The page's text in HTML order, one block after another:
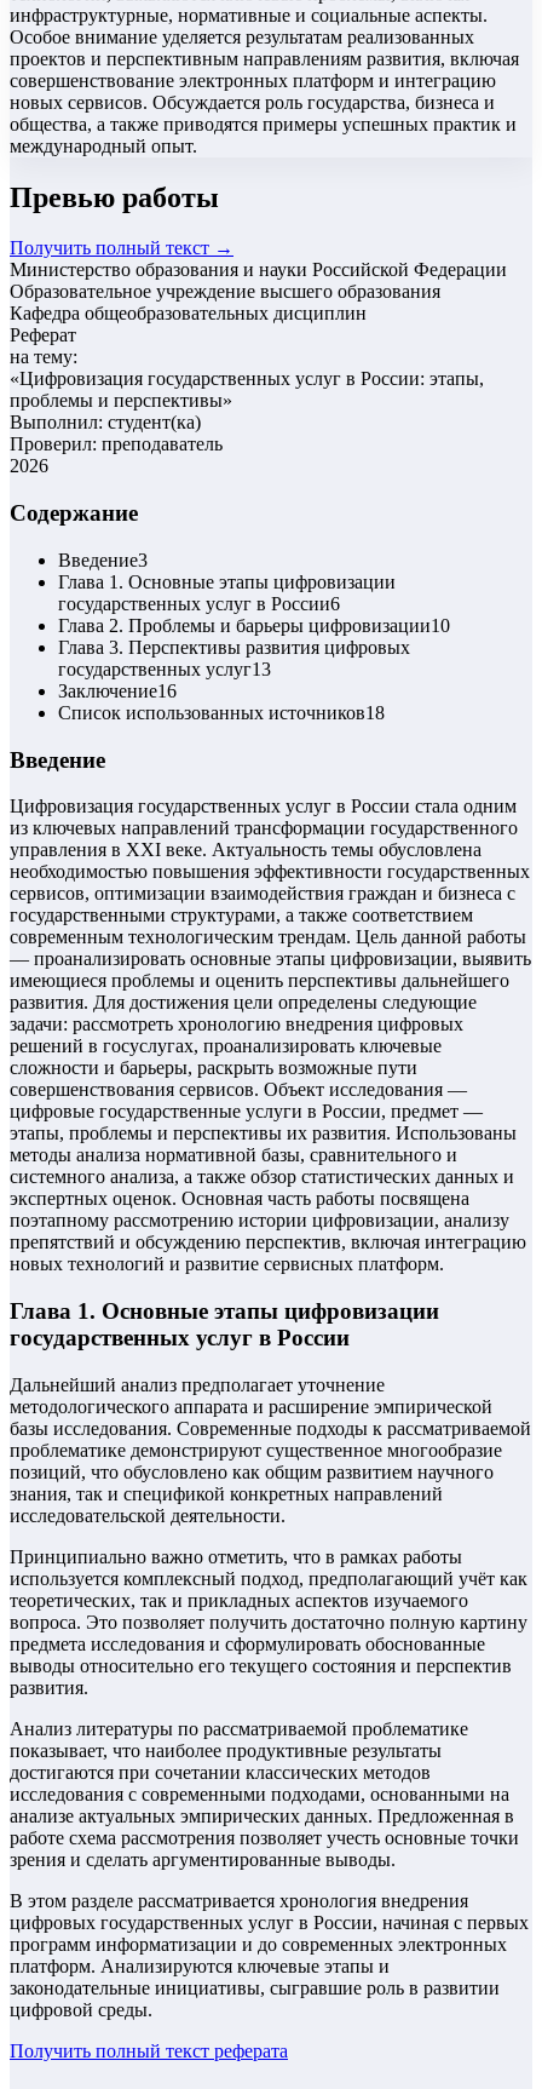
инфраструктурные, нормативные и социальные аспекты.
Особое внимание уделяется результатам реализованных
проектов и перспективным направлениям развития, включая
совершенствование электронных платформ и интеграцию
новых сервисов. Обсуждается роль государства, бизнеса и
общества, а также приводятся примеры успешных практик и
международный опыт.
Превью работы
Получить полный текст →
Министерство образования и науки Российской Федерации
Образовательное учреждение высшего образования
Кафедра общеобразовательных дисциплин
Реферат
на тему:
«Цифровизация государственных услуг в России: этапы,
проблемы и перспективы»
Выполнил: студент(ка)
Проверил: преподаватель
2026
Содержание
Введение3
Глава 1. Основные этапы цифровизации
государственных услуг в России6
Глава 2. Проблемы и барьеры цифровизации10
Глава 3. Перспективы развития цифровых
государственных услуг13
Заключение16
Список использованных источников18
Введение
Цифровизация государственных услуг в России стала одним
из ключевых направлений трансформации государственного
управления в XXI веке. Актуальность темы обусловлена
необходимостью повышения эффективности государственных
сервисов, оптимизации взаимодействия граждан и бизнеса с
государственными структурами, а также соответствием
современным технологическим трендам. Цель данной работы
— проанализировать основные этапы цифровизации, выявить
имеющиеся проблемы и оценить перспективы дальнейшего
развития. Для достижения цели определены следующие
задачи: рассмотреть хронологию внедрения цифровых
решений в госуслугах, проанализировать ключевые
сложности и барьеры, раскрыть возможные пути
совершенствования сервисов. Объект исследования —
цифровые государственные услуги в России, предмет —
этапы, проблемы и перспективы их развития. Использованы
методы анализа нормативной базы, сравнительного и
системного анализа, а также обзор статистических данных и
экспертных оценок. Основная часть работы посвящена
поэтапному рассмотрению истории цифровизации, анализу
препятствий и обсуждению перспектив, включая интеграцию
новых технологий и развитие сервисных платформ.
Глава 1. Основные этапы цифровизации
государственных услуг в России
Дальнейший анализ предполагает уточнение
методологического аппарата и расширение эмпирической
базы исследования. Современные подходы к рассматриваемой
проблематике демонстрируют существенное многообразие
позиций, что обусловлено как общим развитием научного
знания, так и спецификой конкретных направлений
исследовательской деятельности.
Принципиально важно отметить, что в рамках работы
используется комплексный подход, предполагающий учёт как
теоретических, так и прикладных аспектов изучаемого
вопроса. Это позволяет получить достаточно полную картину
предмета исследования и сформулировать обоснованные
выводы относительно его текущего состояния и перспектив
развития.
Анализ литературы по рассматриваемой проблематике
показывает, что наиболее продуктивные результаты
достигаются при сочетании классических методов
исследования с современными подходами, основанными на
анализе актуальных эмпирических данных. Предложенная в
работе схема рассмотрения позволяет учесть основные точки
зрения и сделать аргументированные выводы.
В этом разделе рассматривается хронология внедрения
цифровых государственных услуг в России, начиная с первых
программ информатизации и до современных электронных
платформ. Анализируются ключевые этапы и
законодательные инициативы, сыгравшие роль в развитии
цифровой среды.
Получить полный текст реферата